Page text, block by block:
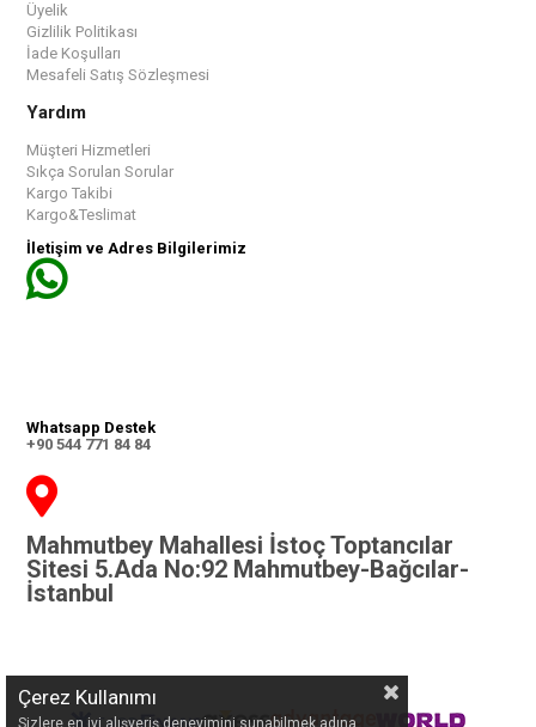
Üyelik
Gizlilik Politikası
İade Koşulları
Mesafeli Satış Sözleşmesi
Yardım
Müşteri Hizmetleri
Sıkça Sorulan Sorular
Kargo Takibi
Kargo&Teslimat
İletişim ve Adres Bilgilerimiz
Whatsapp Destek
+90 544 771 84 84
Mahmutbey Mahallesi İstoç Toptancılar
Sitesi 5.Ada No:92 Mahmutbey-Bağcılar-
İstanbul
Çerez Kullanımı
Sizlere en iyi alışveriş deneyimini sunabilmek adına